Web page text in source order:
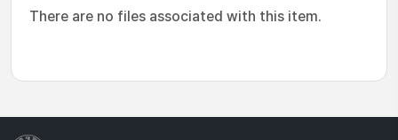
There are no files associated with this item.